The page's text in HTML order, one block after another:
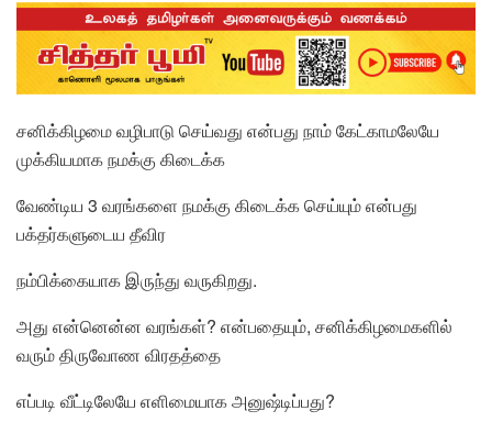
சனிக்கிழமை வழிபாடு செய்வது என்பது நாம் கேட்காமலேயே
முக்கியமாக நமக்கு கிடைக்க
வேண்டிய 3 வரங்களை நமக்கு கிடைக்க செய்யும் என்பது
பக்தர்களுடைய தீவிர
நம்பிக்கையாக இருந்து வருகிறது.
அது என்னென்ன வரங்கள்? என்பதையும், சனிக்கிழமைகளில்
வரும் திருவோண விரதத்தை
எப்படி வீட்டிலேயே எளிமையாக அனுஷ்டிப்பது?